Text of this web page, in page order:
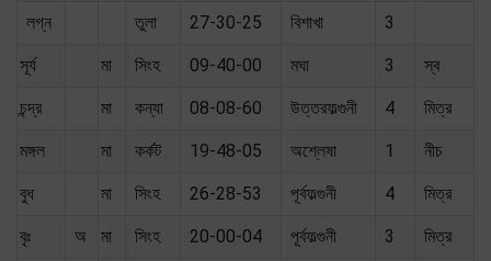
লগ্ন তুলা 27-30-25 বিশাখা 3
সূর্য মা সিংহ 09-40-00 মঘা 3 স্ব
চন্দ্র মা কন্যা 08-08-60 উত্তরফল্গুনী 4 মিত্র
মঙ্গল মা কর্কট 19-48-05 অশ্লেষা 1 নীচ
বুধ মা সিংহ 26-28-53 পূর্বফল্গুনী 4 মিত্র
বৃঃ অ মা সিংহ 20-00-04 পূর্বফল্গুনী 3 মিত্র